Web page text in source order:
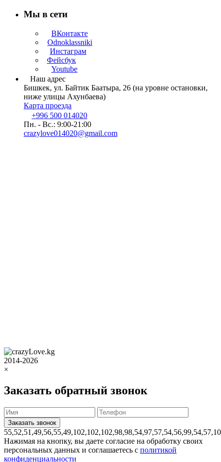
Мы в сети
ВКонтакте
Odnoklassniki
Инстаграм
Фейсбук
Youtube
Наш адрес
Бишкек, ул. Байтик Баатыра, 26 (на уровне остановки,
ниже улицы Ахунбаева)
Карта проезда
+996 500 014020
Пн. - Вс.: 9:00-21:00
crazylove014020@gmail.com
2014-2026
×
Заказать обратный звонок
Нажимая на кнопку, вы даете согласие на обработку своих
персональных данных и соглашаетесь с политикой
конфиденциальности